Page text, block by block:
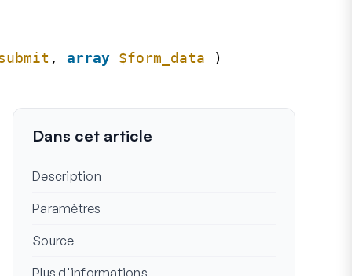
, array $form_data )
Dans cet article
Description
Paramètres
Source
Plus d'informations